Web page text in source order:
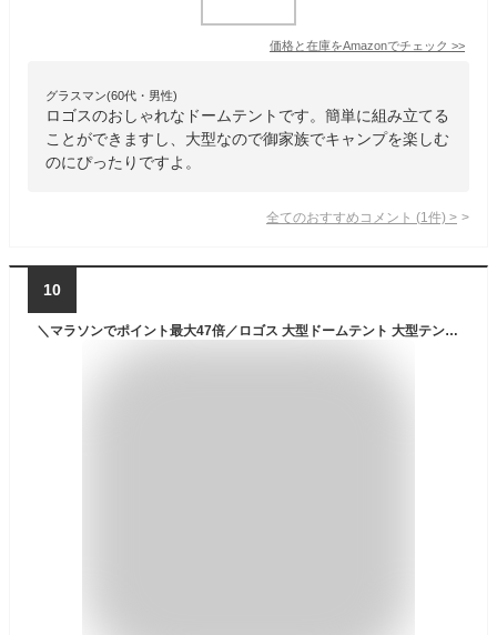
価格と在庫をAmazonでチェック >>
グラスマン(60代・男性)
ロゴスのおしゃれなドームテントです。簡単に組み立てる
ことができますし、大型なので御家族でキャンプを楽しむ
のにぴったりですよ。
全てのおすすめコメント (1 件) >
10
＼マラソンでポイント最大47倍／ロゴス 大型ドームテント 大型テント テント LOGOS どんぐり PANELドーム 290-BC 71203003 送料無料★LW